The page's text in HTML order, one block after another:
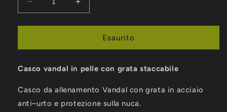
Diminuisci
quantità
per
VANDAL
ALLENAM.
PELLE,
CON
Aumenta
quantità
per
CASCO
VANDAL
ALLENAM.
PELLE,
CON
Esaurito
Casco vandal in pelle con grata staccabile
Casco da allenamento Vandal con grata in acciaio
anti–urto e protezione sulla nuca.